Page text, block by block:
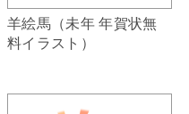
羊絵馬（未年 年賀状無
料イラスト）